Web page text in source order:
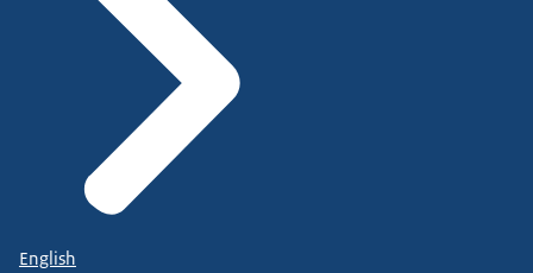
English